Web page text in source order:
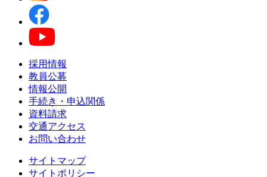
採用情報
教員公募
情報公開
手続き・申込関係
資料請求
交通アクセス
お問い合わせ
サイトマップ
サイトポリシー